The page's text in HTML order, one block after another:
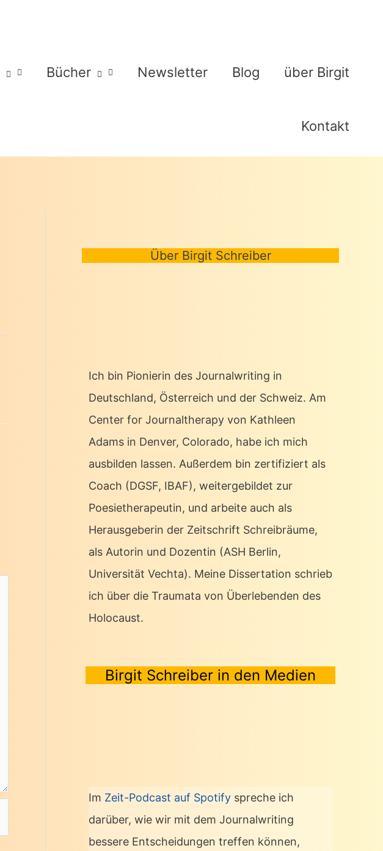
Bücher Newsletter Blog über Birgit
Kontakt
Über Birgit Schreiber
Ich bin Pionierin des Journalwriting in
Deutschland, Österreich und der Schweiz. Am
Center for Journaltherapy von Kathleen
Adams in Denver, Colorado, habe ich mich
ausbilden lassen. Außerdem bin zertifiziert als
Coach (DGSF, IBAF), weitergebildet zur
Poesietherapeutin, und arbeite auch als
Herausgeberin der Zeitschrift Schreibräume,
als Autorin und Dozentin (ASH Berlin,
Universität Vechta). Meine Dissertation schrieb
ich über die Traumata von Überlebenden des
Holocaust.
Birgit Schreiber in den Medien
Im Zeit-Podcast auf Spotify spreche ich
darüber, wie wir mit dem Journalwriting
bessere Entscheidungen treffen können,